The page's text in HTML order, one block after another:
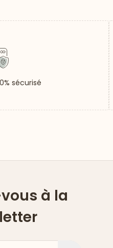
sécurisé
à la